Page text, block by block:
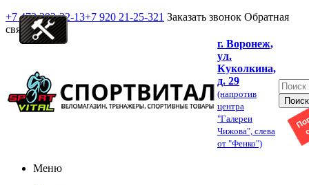
+7 473 292-32-13+7 920 21-25-321 Заказать звонок Обратная
связь
г. Воронеж,
ул.
Куколкина,
д. 29
(напротив
центра
"Галереи
Чижова", слева
от "Фенко")
Меню